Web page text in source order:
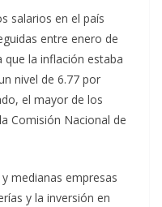
salarios en el país
entre enero de
que la inflación estaba
nivel de 6.77 por
el mayor de los
Comisión Nacional de
medianas empresas
y la inversión en